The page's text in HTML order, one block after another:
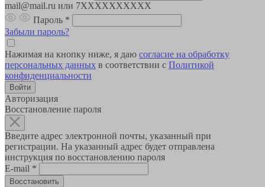
mail@mail.ru или 7XXXXXXXXXX
Пароль *
Забыли пароль?
Нажимая на кнопку ниже, я даю согласие на обработку
персональных данных в соответствии с Политикой
конфиденциальности
Авторизация
Восстановление пароля
Введите адрес электронной почты, указанный при
регистрации. На указанный адрес будет отправлена
инструкция по восстановлению пароля
E-mail *